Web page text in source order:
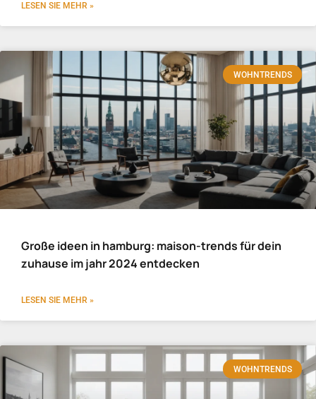
LESEN SIE MEHR »
WOHNTRENDS
Große ideen in hamburg: maison-trends für dein
zuhause im jahr 2024 entdecken
LESEN SIE MEHR »
WOHNTRENDS